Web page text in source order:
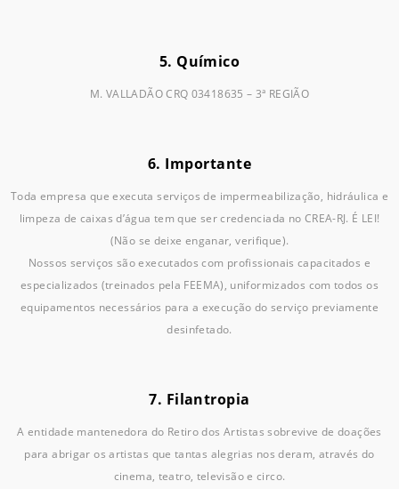
5. Químico
M. VALLADÃO CRQ 03418635 – 3ª REGIÃO
6. Importante
Toda empresa que executa serviços de impermeabilização, hidráulica e
limpeza de caixas d’água tem que ser credenciada no CREA-RJ. É LEI!
(Não se deixe enganar, verifique).
Nossos serviços são executados com profissionais capacitados e
especializados (treinados pela FEEMA), uniformizados com todos os
equipamentos necessários para a execução do serviço previamente
desinfetado.
7. Filantropia
A entidade mantenedora do Retiro dos Artistas sobrevive de doações
para abrigar os artistas que tantas alegrias nos deram, através do
cinema, teatro, televisão e circo.